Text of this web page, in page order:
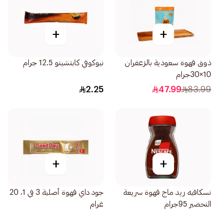
+
ذوق قهوة سعودية بالزعفران
10×30جرام
83.99
47.99
+
نيوكوفي كابتشينو 12.5 جرام
2.25
+
نسكافيه ريد ماج قهوة سريعة
التحضير 95جرام
+
جود داي قهوة أصلية 3 في 1، 20
غرام